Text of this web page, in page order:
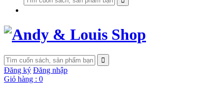
Đăng ký Đăng nhập
Giỏ hàng : 0